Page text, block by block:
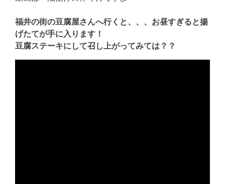
福井の街の豆腐屋さんへ行くと、、、お昼すぎると揚
げたてが手に入ります！
豆腐ステーキにして召し上がってみては？？